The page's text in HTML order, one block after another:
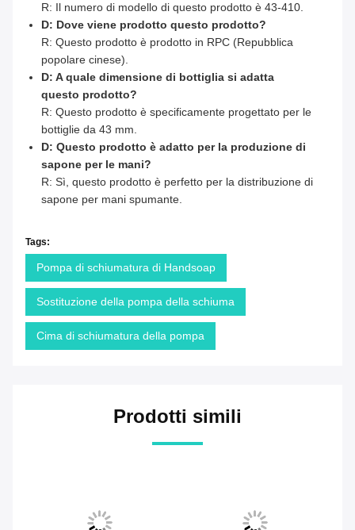
R: Il numero di modello di questo prodotto è 43-410.
D: Dove viene prodotto questo prodotto?
R: Questo prodotto è prodotto in RPC (Repubblica
popolare cinese).
D: A quale dimensione di bottiglia si adatta
questo prodotto?
R: Questo prodotto è specificamente progettato per le
bottiglie da 43 mm.
D: Questo prodotto è adatto per la produzione di
sapone per le mani?
R: Sì, questo prodotto è perfetto per la distribuzione di
sapone per mani spumante.
Tags:
Pompa di schiumatura di Handsoap
Sostituzione della pompa della schiuma
Cima di schiumatura della pompa
Prodotti simili